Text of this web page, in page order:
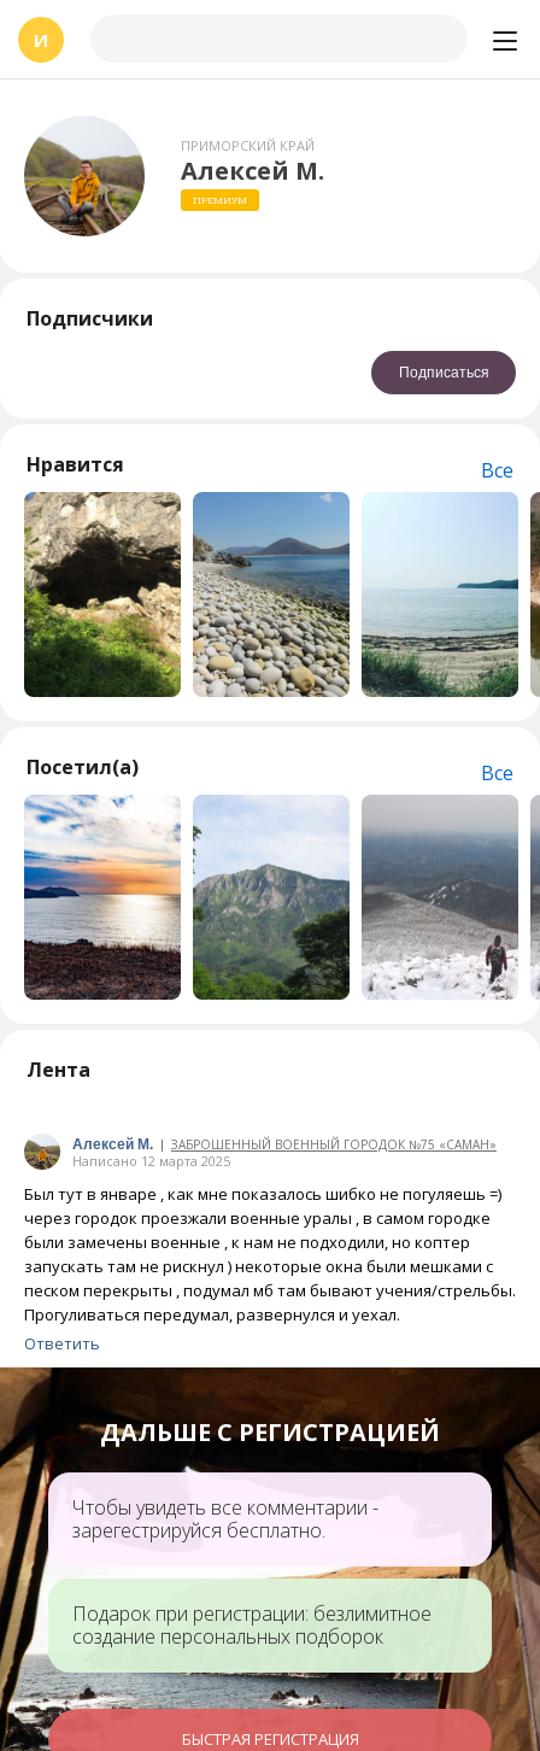
И
ПРИМОРСКИЙ КРАЙ
Алексей М.
ПРЕМИУМ
Подписчики
Подписаться
Нравится Все
Посетил(а) Все
Лента
Алексей М. | ЗАБРОШЕННЫЙ ВОЕННЫЙ ГОРОДОК №75 «САМАН»
Написано 12 марта 2025
Был тут в январе , как мне показалось шибко не погуляешь =)
через городок проезжали военные уралы , в самом городке
были замечены военные , к нам не подходили, но коптер
запускать там не рискнул ) некоторые окна были мешками с
песком перекрыты , подумал мб там бывают учения/стрельбы.
Прогуливаться передумал, развернулся и уехал.
Ответить
ДАЛЬШЕ С РЕГИСТРАЦИЕЙ
Чтобы увидеть все комментарии -
зарегестрируйся бесплатно.
Подарок при регистрации: безлимитное
создание персональных подборок
БЫСТРАЯ РЕГИСТРАЦИЯ